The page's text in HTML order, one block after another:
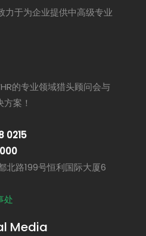
力于为企业提供中高级专业
的专业领域猎头顾问会与
案！
0215
北路199号恒利国际大厦6
处
Media